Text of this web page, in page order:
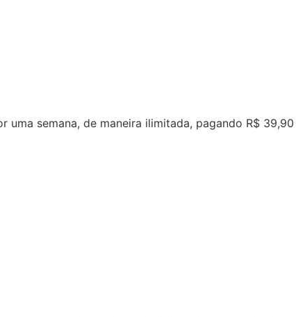
semana, de maneira ilimitada, pagando R$ 39,90